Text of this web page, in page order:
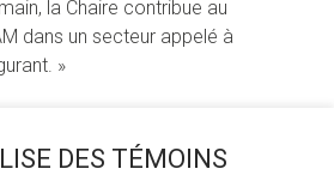
la Chaire contribue au
dans un secteur appelé à
»
directeur scientifique de la
DES TÉMOINS